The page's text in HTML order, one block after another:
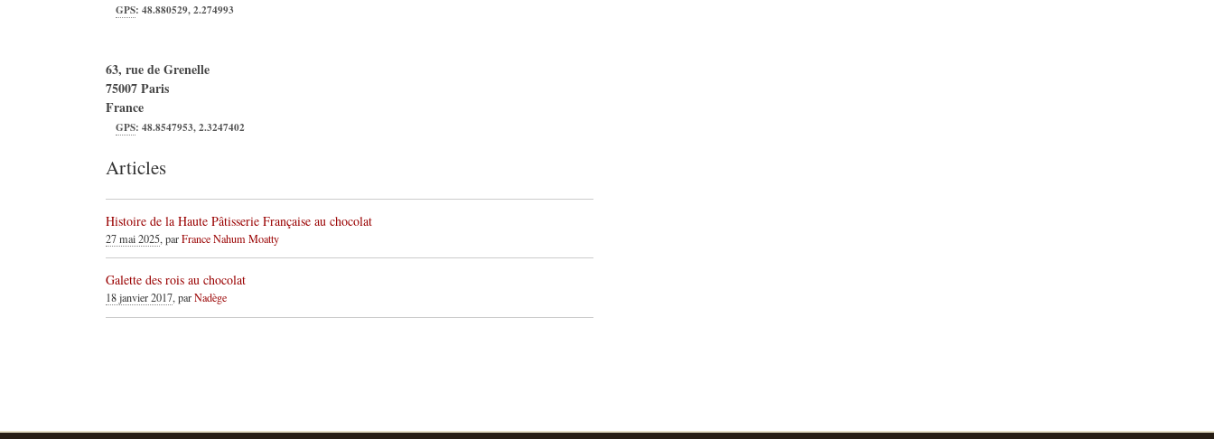
GPS:48.880529,2.274993
63, rue de Grenelle
75007Paris
France
GPS:48.8547953,2.3247402
Articles
Histoire de la Haute Pâtisserie Française au chocolat
27 mai 2025, parFrance Nahum Moatty
Galette des rois au chocolat
18 janvier 2017, parNadège